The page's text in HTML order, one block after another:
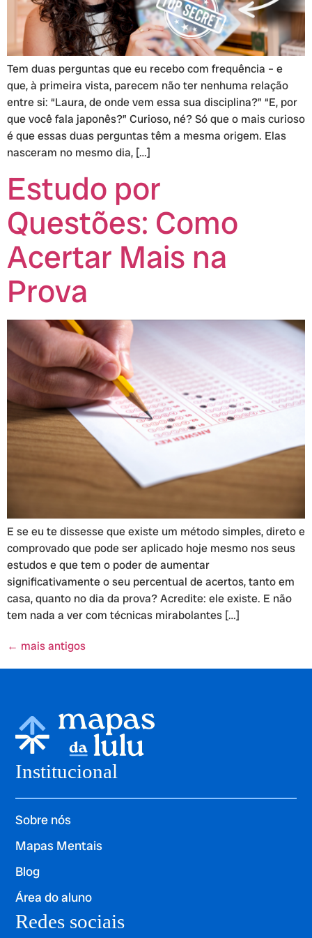
Tem duas perguntas que eu recebo com frequência – e
que, à primeira vista, parecem não ter nenhuma relação
entre si: “Laura, de onde vem essa sua disciplina?” “E, por
que você fala japonês?” Curioso, né? Só que o mais curioso
é que essas duas perguntas têm a mesma origem. Elas
nasceram no mesmo dia, […]
Estudo por
Questões: Como
Acertar Mais na
Prova
E se eu te dissesse que existe um método simples, direto e
comprovado que pode ser aplicado hoje mesmo nos seus
estudos e que tem o poder de aumentar
significativamente o seu percentual de acertos, tanto em
casa, quanto no dia da prova? Acredite: ele existe. E não
tem nada a ver com técnicas mirabolantes […]
← mais antigos
Institucional
Sobre nós
Mapas Mentais
Blog
Área do aluno
Redes sociais